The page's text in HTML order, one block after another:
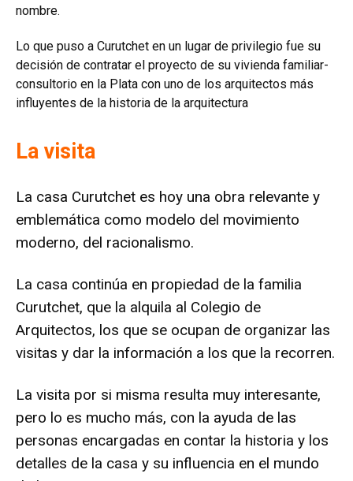
nombre.
Lo que puso a Curutchet en un lugar de privilegio fue su
decisión de contratar el proyecto de su vivienda familiar-
consultorio en la Plata con uno de los arquitectos más
influyentes de la historia de la arquitectura
La visita
La casa Curutchet es hoy una obra relevante y
emblemática como modelo del movimiento
moderno, del racionalismo.
La casa continúa en propiedad de la familia
Curutchet, que la alquila al Colegio de
Arquitectos, los que se ocupan de organizar las
visitas y dar la información a los que la recorren.
La visita por si misma resulta muy interesante,
pero lo es mucho más, con la ayuda de las
personas encargadas en contar la historia y los
detalles de la casa y su influencia en el mundo